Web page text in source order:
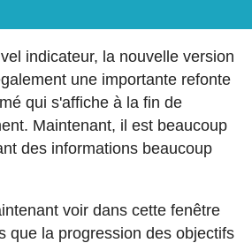
indicateur, la nouvelle version
une importante refonte
qui s'affiche à la fin de
Maintenant, il est beaucoup
des informations beaucoup
voir dans cette fenêtre
que la progression des objectifs